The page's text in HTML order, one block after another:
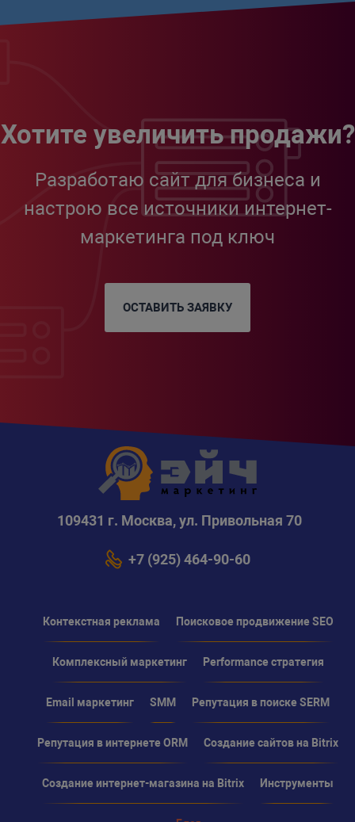
Хотите увеличить продажи?
Разработаю сайт для бизнеса и
настрою все источники интернет-
маркетинга под ключ
ОСТАВИТЬ ЗАЯВКУ
109431 г. Москва, ул. Привольная 70
+7 (925) 464-90-60
Контекстная реклама Поисковое продвижение SEO
Комплексный маркетинг Performance стратегия
Email маркетинг SMM Репутация в поиске SERM
Репутация в интернете ORM Создание сайтов на Bitrix
Создание интернет-магазина на Bitrix Инструменты